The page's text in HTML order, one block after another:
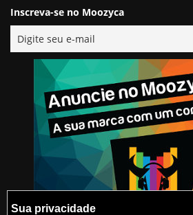
Inscreva-se no Moozyca
Sua privacidade